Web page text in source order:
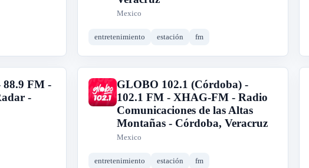
Mexico
entretenimiento estación fm
88.9 FM -
-
G
GLOBO 102.1 (Córdoba) -
102.1 FM - XHAG-FM - Radio
Comunicaciones de las Altas
Montañas - Córdoba, Veracruz
Mexico
entretenimiento estación fm